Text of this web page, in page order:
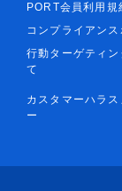
PORT会員利用規
コンプライアンス
行動ターゲティ
て
カスタマーハラ
ー